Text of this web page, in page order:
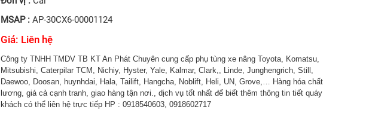
MSAP : AP-30CX6-00001124
Giá: Liên hệ
Công ty TNHH TMDV TB KT An Phát Chuyên cung cấp phụ tùng xe nâng Toyota, Komatsu,
Mitsubishi, Caterpilar TCM, Nichiy, Hyster, Yale, Kalmar, Clark,, Linde, Junghengrich, Still,
Daewoo, Doosan, huynhdai, Hala, Tailift, Hangcha, Noblift, Heli, UN, Grove,… Hàng hóa chất
lương, giá cả cạnh tranh, giao hàng tận nơi., dịch vụ tốt nhất để biết thêm thông tin tiết quáy
khách có thể liên hệ trực tiếp HP : 0918540603, 0918602717